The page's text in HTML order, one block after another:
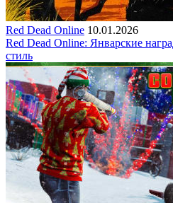
Red Dead Online 10.01.2026
Red Dead Online: Январские
стиль